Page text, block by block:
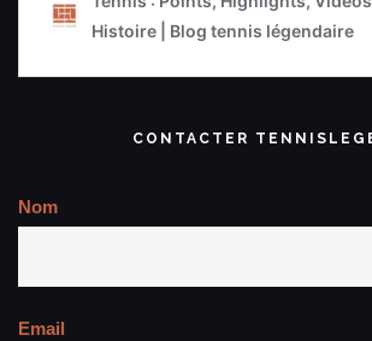
CONTACTER
Nom
Email